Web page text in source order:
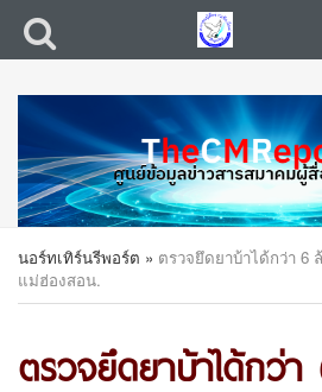
นอร์ทเทิร์นรีพอร์ต » ตรวจยึดยาบ้าได้กว่า 6
แม่ฮ่องสอน.
ตรวจยึดยาบ้าได้กว่